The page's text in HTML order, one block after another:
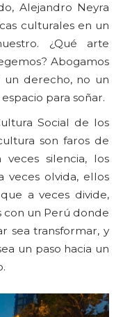
Alejandro Neyra
culturales en un
¿Qué arte
Abogamos
derecho, no un
para soñar.
Social de los
son faros de
silencia, los
veces olvida, ellos
a veces divide,
con un Perú donde
sea transformar, y
un paso hacia un